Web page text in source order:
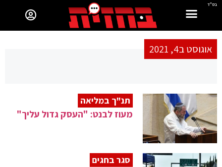
בס"ד
אוגוסט ב4, 2021
תנ"ך במליאה
מעוז לבנט: "העסק גדול עליך"
סגר בחגים